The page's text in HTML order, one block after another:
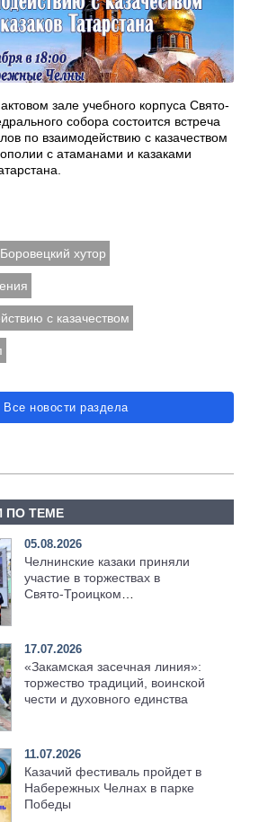
зале учебного корпуса Свято-
собора состоится встреча
по взаимодействию с казачеством
с атаманами и казаками
Боровецкий хутор
с казачеством
Все новости раздела
ПО ТЕМЕ
05.08.2026
Челнинские казаки приняли
участие в торжествах в
Свято‑Троицком
17.07.2026
«Закамская засечная линия»:
торжество традиций, воинской
чести и духовного единства
11.07.2026
Казачий фестиваль пройдет в
Набережных Челнах в парке
Победы